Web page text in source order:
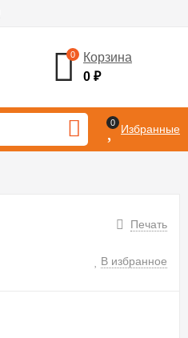
0
Корзина
0₽
0 Избранные
Печать
В избранное